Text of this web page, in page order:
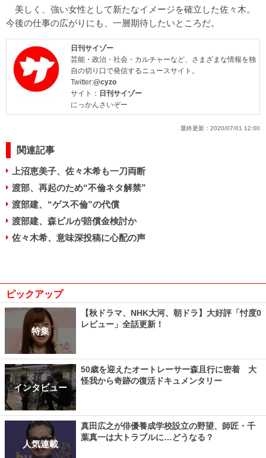
美しく、強い女性として新たなイメージを確立した佐々木。
今後の仕事の広がりにも、一層期待したいところだ。
日刊サイゾー
芸能・政治・社会・カルチャーなど、さまざまな情報を独
自の切り口で発信するニュースサイト。
Twitter:@cyzo
サイト： 日刊サイゾー
にっかんさいぞー
最終更新： 2020/07/01 12:00
関連記事
上沼恵美子、佐々木希も一刀両断
渡部、再起のため“不倫ネタ解禁”
渡部建、“ゲス不倫”の代償
渡部建、森ビルが賠償金検討か
佐々木希、意味深投稿に心配の声
ピックアップ
特集
【秋ドラマ、NHK大河、朝ドラ】大好評「忖度0
レビュー」全話更新！
インタビュー
50歳を迎えたオートレーサー森且行に密着 大
怪我から奇跡の復活ドキュメンタリー
人気連載
真田広之が俳優養成学校設立の野望、師匠・千
葉真一は大トラブルに…どうなる？